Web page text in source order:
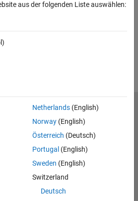
aus der folgenden Liste auswählen:
Netherlands(English)
Norway(English)
Österreich (Deutsch)
Portugal (English)
Sweden (English)
Switzerland
Deutsch
Datenschutz-Richtlinien
Status von Anwendungen
Inc.
Website auswählen
Deutschland